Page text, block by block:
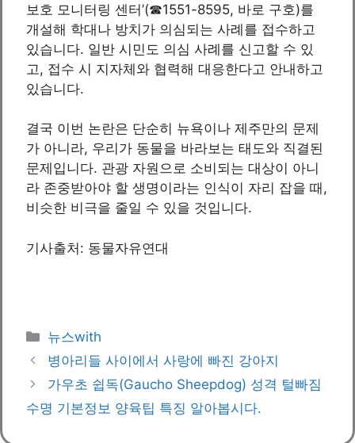
보호 모니터링 센터’(☎1551-8595, 바로 구호)를
개설해 학대나 방치가 의심되는 사례를 접수하고
있습니다. 일반 시민도 의심 사례를 신고할 수 있
고, 접수 시 지자체와 협력해 대응한다고 안내하고
있습니다.
결국 이번 논란은 단순히 뉴욕이나 제주만의 문제
가 아니라, 우리가 동물을 바라보는 태도와 직결된
문제입니다. 관광 자원으로 소비되는 대상이 아니
라 존중받아야 할 생명이라는 인식이 자리 잡을 때,
비슷한 비극을 줄일 수 있을 것입니다.
기사출처: 동물자유연대
카
테
리
뉴스with
병아리들 사이에서 사랑에 빠진 강아지
가우초 쉽독(Gaucho Sheepdog) 성격 털빠짐
수명 기본정보 양육팁 특징 알아봅시다.